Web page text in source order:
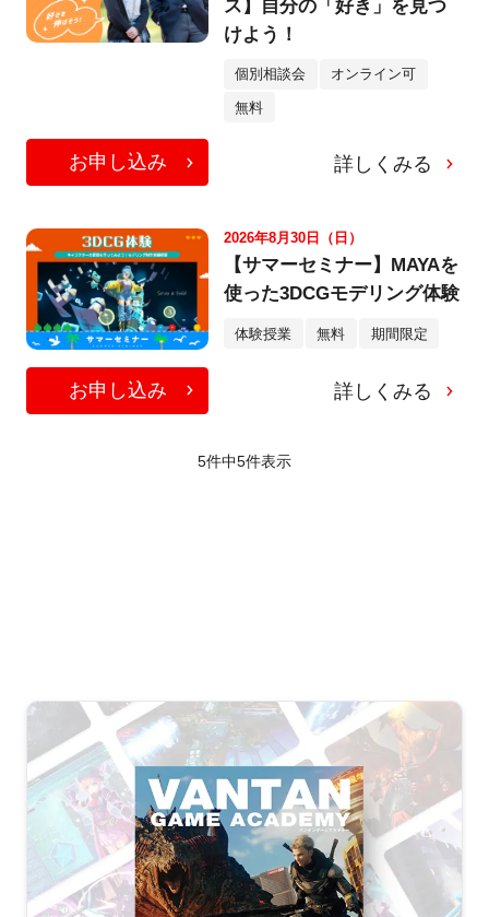
ス】自分の「好き」を見つ
けよう！
個別相談会 オンライン可
無料
お申し込み 詳しくみる
2026年8月30日（日）
【サマーセミナー】MAYAを
使った3DCGモデリング体験
体験授業 無料 期間限定
お申し込み 詳しくみる
5件中5件表示